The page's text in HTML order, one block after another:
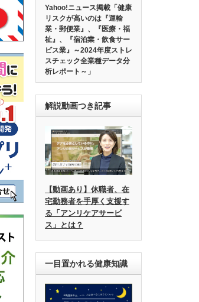
Yahoo!ニュース掲載「健康
リスクが高いのは『運輸
業・郵便業』、『医療・福
祉』、『宿泊業・飲食サー
ビス業』～2024年度ストレ
スチェック全業種データ分
析レポート～」
解説動画つき記事
【動画あり】休職者、在
宅勤務者を手厚く支援す
る「アンリケアサービ
ス」とは？
一目置かれる健康知識